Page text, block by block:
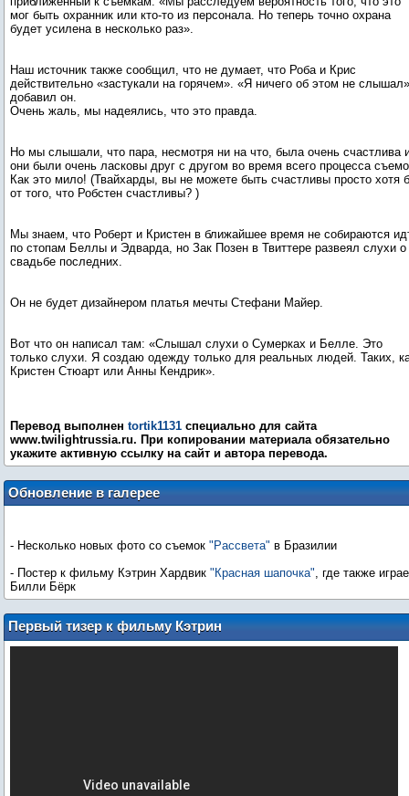
мог быть охранник или кто-то из персонала. Но теперь точно охрана
будет усилена в несколько раз».
Наш источник также сообщил, что не думает, что Роба и Крис
действительно «застукали на горячем». «Я ничего об этом не
добавил он.
Очень жаль, мы надеялись, что это правда.
Но мы слышали, что пара, несмотря ни на что, была очень счастлива
они были очень ласковы друг с другом во время всего процесса
Как это мило! (Твайхарды, вы не можете быть счастливы просто хотя
от того, что Робстен счастливы? )
Мы знаем, что Роберт и Кристен в ближайшее время не собираются
по стопам Беллы и Эдварда, но Зак Позен в Твиттере развеял слухи о
свадьбе последних.
Он не будет дизайнером платья мечты Стефани Майер.
Вот что он написал там: «Слышал слухи о Сумерках и Белле. Это
только слухи. Я создаю одежду только для реальных людей. Таких,
Кристен Стюарт или Анны Кендрик».
Перевод выполнен tortik1131 специально для сайта
www.twilightrussia.ru. При копировании материала обязательно
укажите активную ссылку на сайт и автора перевода.
Обновление в галерее
- Несколько новых фото со съемок "Рассвета" в Бразилии
- Постер к фильму Кэтрин Хардвик "Красная шапочка", где также
Билли Бёрк
Первый тизер к фильму Кэтрин
Хардвик "Красная шапочка"